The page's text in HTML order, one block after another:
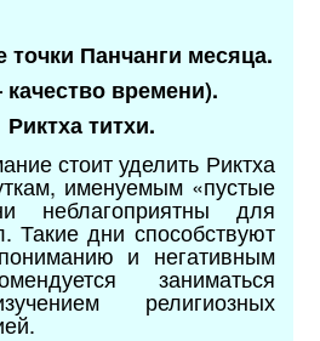
точки Панчанги месяца.
качество времени).
Риктха титхи.
стоит уделить Риктха
именуемым «пустые
неблагоприятны для
Такие дни способствуют
и негативным
заниматься
религиозных